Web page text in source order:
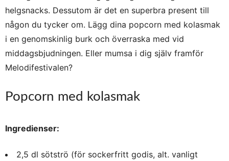
helgsnacks. Dessutom är det en superbra present till
någon du tycker om. Lägg dina popcorn med kolasmak
i en genomskinlig burk och överraska med vid
middagsbjudningen. Eller mumsa i dig själv framför
Melodifestivalen?
Popcorn med kolasmak
Ingredienser:
2,5 dl sötströ (för sockerfritt godis, alt. vanligt